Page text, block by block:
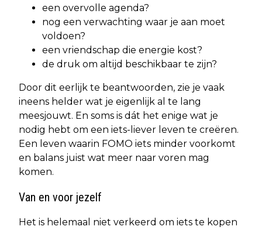
een overvolle agenda?
nog een verwachting waar je aan moet
voldoen?
een vriendschap die energie kost?
de druk om altijd beschikbaar te zijn?
Door dit eerlijk te beantwoorden, zie je vaak
ineens helder wat je eigenlijk al te lang
meesjouwt. En soms is dát het enige wat je
nodig hebt om een iets-liever leven te creëren.
Een leven waarin FOMO iets minder voorkomt
en balans juist wat meer naar voren mag
komen.
Van en voor jezelf
Het is helemaal niet verkeerd om iets te kopen